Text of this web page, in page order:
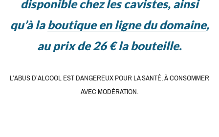
disponible chez les cavistes, ainsi
qu’à laboutique en ligne du domaine,
au prix de 26 € la bouteille.
L’ABUS D’ALCOOL EST DANGEREUX POUR LA SANTÉ, À CONSOMMER
AVEC MODÉRATION.